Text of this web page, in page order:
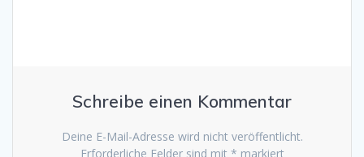
Schreibe einen Kommentar
Deine E-Mail-Adresse wird nicht veröffentlicht.
Erforderliche Felder sind mit * markiert